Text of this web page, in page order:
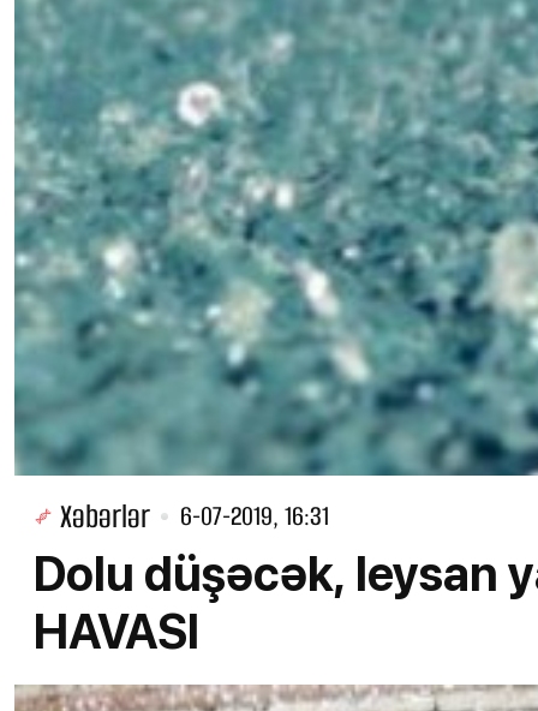
Xəbərlər 6-07-2019, 16:31
Dolu düşəcək, leysan
HAVASI